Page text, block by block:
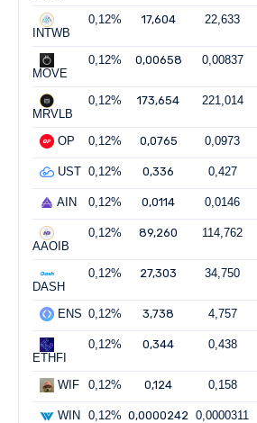
INTWB
0,12% 17,604 22,633
MOVE
0,12% 0,00658 0,00837
MRVLB
0,12% 173,654 221,014
OP 0,12% 0,0765 0,0973
UST 0,12% 0,336 0,427
AIN 0,12% 0,0114 0,0146
AAOIB
0,12% 89,260 114,762
DASH
0,12% 27,303 34,750
ENS 0,12% 3,738 4,757
ETHFI
0,12% 0,344 0,438
WIF 0,12% 0,124 0,158
WIN 0,12% 0,0000242 0,0000311